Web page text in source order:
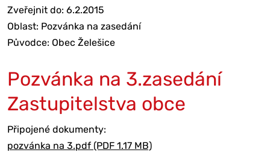
Zveřejnit do: 6.2.2015
Oblast: Pozvánka na zasedání
Původce: Obec Želešice
Pozvánka na 3.zasedání
Zastupitelstva obce
Připojené dokumenty:
pozvánka na 3.pdf (PDF 1.17 MB)